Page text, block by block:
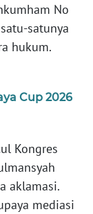
No
satunya
hukum.
Cup 2026
Kongres
aklamasi.
mediasi